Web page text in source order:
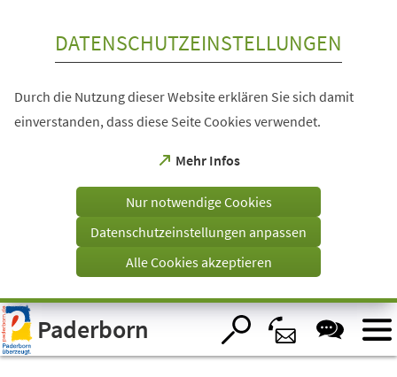
Visuelle
Assistenzsoftware
öffnen.
DATENSCHUTZEINSTELLUNGEN
Durch die Nutzung dieser Website erklären Sie sich damit
einverstanden, dass diese Seite Cookies verwendet.
Mehr Infos
(Öffnet
einem
Tab)
Nur notwendige Cookies
Datenschutzeinstellungen anpassen
Alle Cookies akzeptieren
Paderborn